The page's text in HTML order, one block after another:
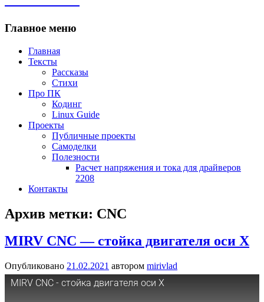
Главное меню
Главная
Тексты
Рассказы
Стихи
Про ПК
Кодинг
Linux Guide
Проекты
Публичные проекты
Самоделки
Полезности
Расчет напряжения и тока для драйверов
2208
Контакты
Архив метки: CNC
MIRV CNC — стойка двигателя оси X
Опубликовано 21.02.2021 автором mirivlad
MIRV CNC - стойка двигателя оси X